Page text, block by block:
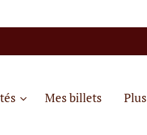
Mes billets Plus